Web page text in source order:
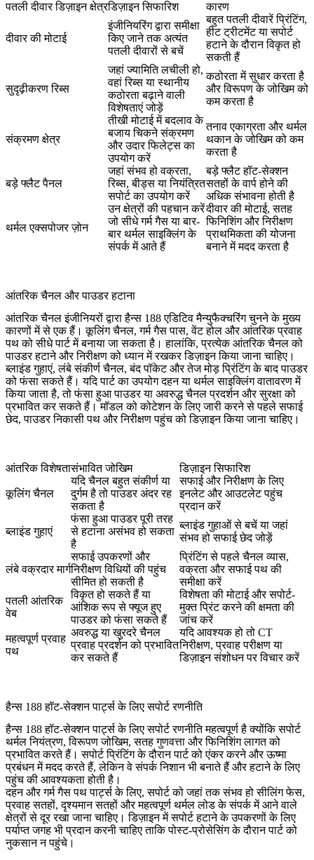
पतली दीवार डिज़ाइन क्षेत्रडिज़ाइन सिफारिश कारण
दीवार की मोटाई
इंजीनियरिंग द्वारा समीक्षा
किए जाने तक अत्यंत
पतली दीवारों से बचें
बहुत पतली दीवारें प्रिंटिंग,
हीट ट्रीटमेंट या सपोर्ट
हटाने के दौरान विकृत हो
सकती हैं
सुदृढ़ीकरण रिब्स
जहां ज्यामिति लचीली हो,
वहां रिब्स या स्थानीय
कठोरता बढ़ाने वाली
विशेषताएं जोड़ें
कठोरता में सुधार करता है
और विरूपण के जोखिम को
कम करता है
संक्रमण क्षेत्र
तीखी मोटाई में बदलाव के
बजाय चिकने संक्रमण
और उदार फिलेट्स का
उपयोग करें
तनाव एकाग्रता और थर्मल
थकान के जोखिम को कम
करता है
बड़े फ्लैट पैनल
जहां संभव हो वक्रता,
रिब्स, बीड्स या नियंत्रित
सपोर्ट का उपयोग करें
बड़े फ्लैट हॉट-सेक्शन
सतहों के वार्प होने की
अधिक संभावना होती है
थर्मल एक्सपोजर ज़ोन
उन क्षेत्रों की पहचान करें
जो सीधे गर्म गैस या बार-
बार थर्मल साइक्लिंग के
संपर्क में आते हैं
दीवार की मोटाई, सतह
फिनिशिंग और निरीक्षण
प्राथमिकता की योजना
बनाने में मदद करता है
आंतरिक चैनल और पाउडर हटाना
आंतरिक चैनल इंजीनियरों द्वारा हैन्स 188 एडिटिव मैन्युफैक्चरिंग चुनने के मुख्य
कारणों में से एक हैं। कूलिंग चैनल, गर्म गैस पास, वेंट होल और आंतरिक प्रवाह
पथ को सीधे पार्ट में बनाया जा सकता है। हालांकि, प्रत्येक आंतरिक चैनल को
पाउडर हटाने और निरीक्षण को ध्यान में रखकर डिज़ाइन किया जाना चाहिए।
ब्लाइंड गुहाएं, लंबे संकीर्ण चैनल, बंद पॉकेट और तेज मोड़ प्रिंटिंग के बाद पाउडर
को फंसा सकते हैं। यदि पार्ट का उपयोग दहन या थर्मल साइक्लिंग वातावरण में
किया जाता है, तो फंसा हुआ पाउडर या अवरुद्ध चैनल प्रदर्शन और सुरक्षा को
प्रभावित कर सकते हैं। मॉडल को कोटेशन के लिए जारी करने से पहले सफाई
छेद, पाउडर निकासी पथ और निरीक्षण पहुंच को डिज़ाइन किया जाना चाहिए।
आंतरिक विशेषतासंभावित जोखिम डिज़ाइन सिफारिश
कूलिंग चैनल
यदि चैनल बहुत संकीर्ण या
दुर्गम है तो पाउडर अंदर रह
सकता है
सफाई और निरीक्षण के लिए
इनलेट और आउटलेट पहुंच
प्रदान करें
ब्लाइंड गुहाएं
फंसा हुआ पाउडर पूरी तरह
से हटाना असंभव हो सकता
है
ब्लाइंड गुहाओं से बचें या जहां
संभव हो सफाई छेद जोड़ें
लंबे वक्रदार मार्ग
सफाई उपकरणों और
निरीक्षण विधियों की पहुंच
सीमित हो सकती है
प्रिंटिंग से पहले चैनल व्यास,
वक्रता और सफाई पथ की
समीक्षा करें
पतली आंतरिक
वेब
विकृत हो सकते हैं या
आंशिक रूप से फ्यूज हुए
पाउडर को फंसा सकते हैं
विशेषता की मोटाई और सपोर्ट-
मुक्त प्रिंट करने की क्षमता की
जांच करें
महत्वपूर्ण प्रवाह
पथ
अवरुद्ध या खुरदरे चैनल
प्रवाह प्रदर्शन को प्रभावित
कर सकते हैं
यदि आवश्यक हो तो CT
निरीक्षण, प्रवाह परीक्षण या
डिज़ाइन संशोधन पर विचार करें
हैन्स 188 हॉट-सेक्शन पार्ट्स के लिए सपोर्ट रणनीति
हैन्स 188 हॉट-सेक्शन पार्ट्स के लिए सपोर्ट रणनीति महत्वपूर्ण है क्योंकि सपोर्ट
थर्मल नियंत्रण, विरूपण जोखिम, सतह गुणवत्ता और फिनिशिंग लागत को
प्रभावित करते हैं। सपोर्ट प्रिंटिंग के दौरान पार्ट को एंकर करने और ऊष्मा
प्रबंधन में मदद करते हैं, लेकिन वे संपर्क निशान भी बनाते हैं और हटाने के लिए
पहुंच की आवश्यकता होती है।
दहन और गर्म गैस पथ पार्ट्स के लिए, सपोर्ट को जहां तक संभव हो सीलिंग फेस,
प्रवाह सतहों, दृश्यमान सतहों और महत्वपूर्ण थर्मल लोड के संपर्क में आने वाले
क्षेत्रों से दूर रखा जाना चाहिए। डिज़ाइन में सपोर्ट हटाने के उपकरणों के लिए
पर्याप्त जगह भी प्रदान करनी चाहिए ताकि पोस्ट-प्रोसेसिंग के दौरान पार्ट को
नुकसान न पहुंचे।